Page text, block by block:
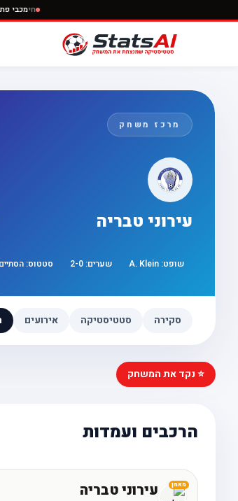
חי
מרכז משחק
עירוני טבריה
שופט: A. Klein שערים: 2-0 סטטוס: הסתיים
סקירה סטטיסטיקה אירועים
⭐ נקד את המשחק
הרכבים ועמדות
מאמן עירוני טבריה